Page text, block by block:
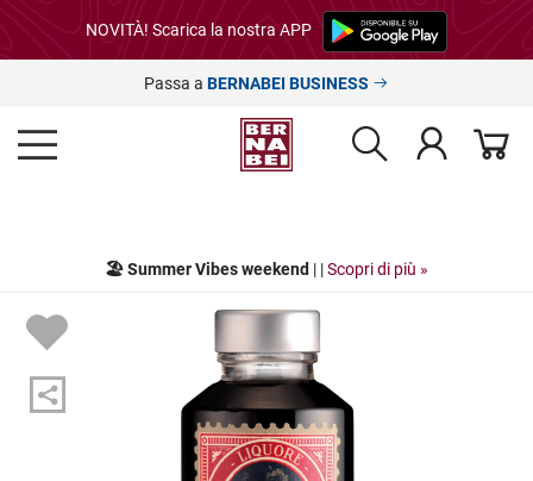
NOVITÀ! Scarica la nostra APP
Passa a BERNABEI BUSINESS
🏖️ Summer Vibes weekend | |Scopri di più »